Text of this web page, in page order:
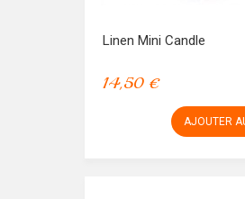
Linen Mini Candle
14,50 €
AJOUTER